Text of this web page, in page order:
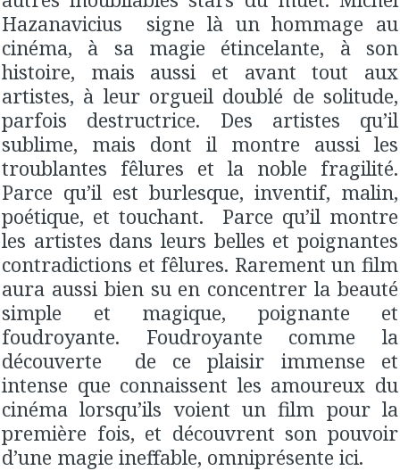
Hazanavicius signe là un hommage au
cinéma, à sa magie étincelante, à son
histoire, mais aussi et avant tout aux
artistes, à leur orgueil doublé de solitude,
parfois destructrice. Des artistes qu’il
sublime, mais dont il montre aussi les
troublantes fêlures et la noble fragilité.
Parce qu’il est burlesque, inventif, malin,
poétique, et touchant. Parce qu’il montre
les artistes dans leurs belles et poignantes
contradictions et fêlures. Rarement un film
aura aussi bien su en concentrer la beauté
simple et magique, poignante et
foudroyante. Foudroyante comme la
découverte de ce plaisir immense et
intense que connaissent les amoureux du
cinéma lorsqu’ils voient un film pour la
première fois, et découvrent son pouvoir
d’une magie ineffable, omniprésente ici.